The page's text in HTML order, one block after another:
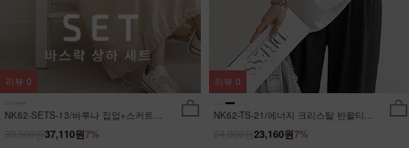
NK62-SETS-13/바루나 집업+스커트
7%
37,110원
리뷰 0
NK62-TS-21/에너지 크리스탈 반팔티
7%
23,160원
리뷰 0